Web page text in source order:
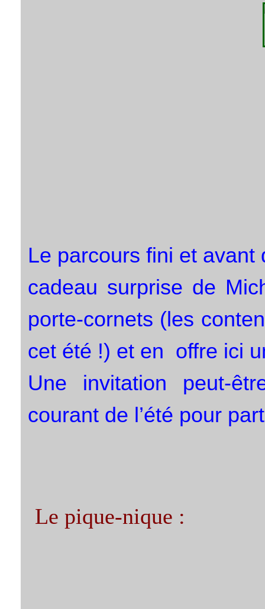
Le parcours fini et
cadeau surprise de
porte-cornets (les
cet été !) et en offre ici
Une invitation peut-
courant de l’été pour
Le pique-nique :